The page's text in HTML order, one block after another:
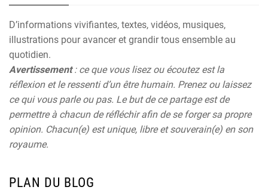
D’informations vivifiantes, textes, vidéos, musiques,
illustrations pour avancer et grandir tous ensemble au
quotidien.
Avertissement: ce que vous lisez ou écoutez est la
réflexion et le ressenti d’un être humain. Prenez ou laissez
ce qui vous parle ou pas. Le but de ce partage est de
permettre à chacun de réfléchir afin de se forger sa propre
opinion. Chacun(e) est unique, libre et souverain(e) en son
royaume.
PLAN DU BLOG